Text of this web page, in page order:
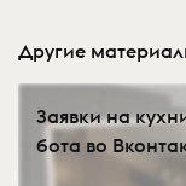
Другие
Заявки на
бота во